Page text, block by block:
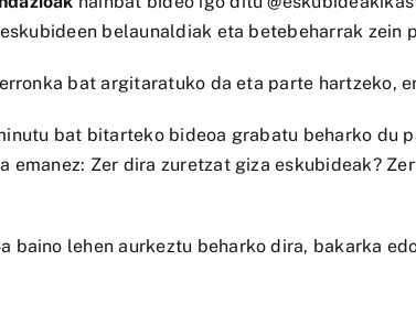
belaunaldiak eta betebeharrak zein
bat argitaratuko da eta parte hartzeko,
bat bitarteko bideoa grabatu beharko
emanez: Zer dira zuretzat giza eskubideak?
baino lehen aurkeztu beharko dira, bakarka